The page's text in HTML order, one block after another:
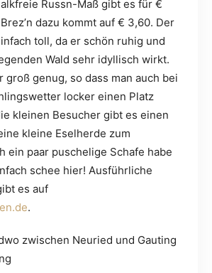
Russn-Maß gibt es für €
dazu kommt auf € 3,60. Der
toll, da er schön ruhig und
Wald sehr idyllisch wirkt.
groß genug, so dass man auch bei
locker einen Platz
kleinen Besucher gibt es einen
kleine Eselherde zum
ein paar puschelige Schafe habe
schee hier! Ausführliche
es auf
.
zwischen Neuried und Gauting